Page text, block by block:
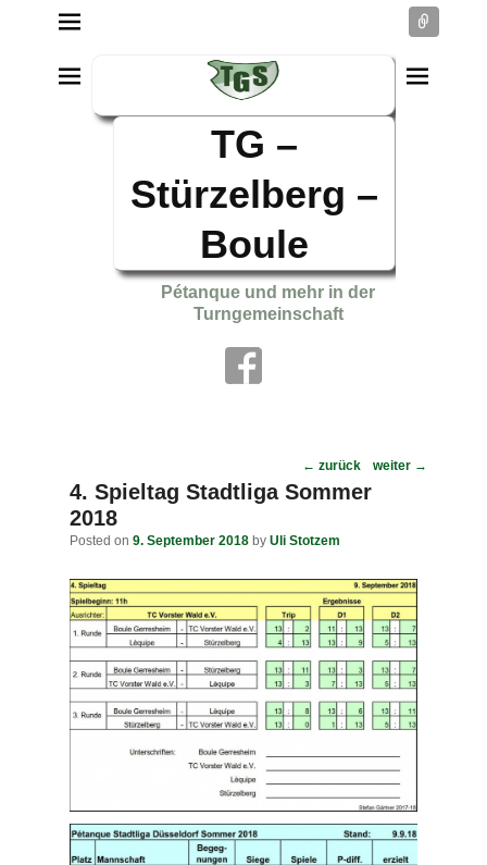
TG –
Stürzelberg –
Boule
Pétanque und mehr in der
Turngemeinschaft
Post
navigation
← zurück weiter →
4. Spieltag Stadtliga Sommer
2018
Posted on 9. September 2018 by Uli Stotzem